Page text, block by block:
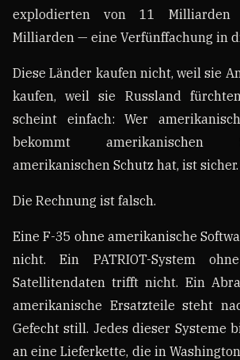
explodierten von 11
Milliarden — eine Verfünffachung in
Diese Länder kaufen nicht, weil sie
kaufen, weil sie Russland
scheint einfach: Wer
bekommt amerikanischen
amerikanischen Schutz hat, ist sicher.
Die Rechnung ist falsch.
Eine F-35 ohne amerikanische
nicht. Ein PATRIOT-System
Satellitendaten trifft nicht. Ein
amerikanische Ersatzteile steht
Gefecht still. Jedes dieser Systeme
an eine Lieferkette, die in